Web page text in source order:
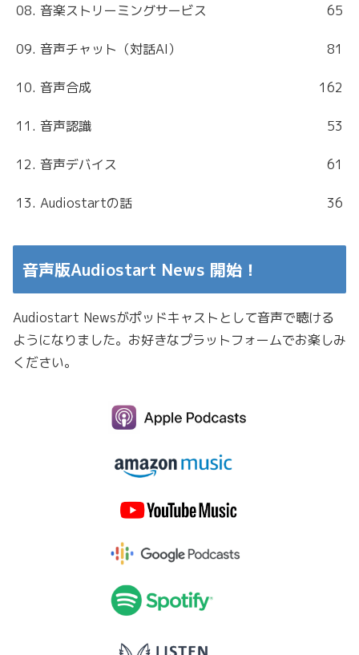
08. 音楽ストリーミングサービス 65
09. 音声チャット（対話AI） 81
10. 音声合成 162
11. 音声認識 53
12. 音声デバイス 61
13. Audiostartの話 36
音声版Audiostart News 開始！
Audiostart Newsがポッドキャストとして音声で聴ける
ようになりました。お好きなプラットフォームでお楽しみ
ください。